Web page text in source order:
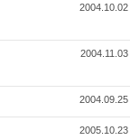
2004.10.02
2004.11.03
2004.09.25
2005.10.23